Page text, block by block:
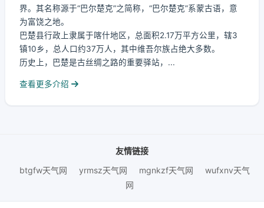
界。其名称源于“巴尔楚克”之简称，“巴尔楚克”系蒙古语，意
为富饶之地。
巴楚县行政上隶属于喀什地区，总面积2.17万平方公里，辖3
镇10乡，总人口约37万人，其中维吾尔族占绝大多数。
历史上，巴楚是古丝绸之路的重要驿站，...
查看更多介绍
友情链接
btgfw天气网
yrmsz天气网 mgnkzf天气网
wufxnv天气
网